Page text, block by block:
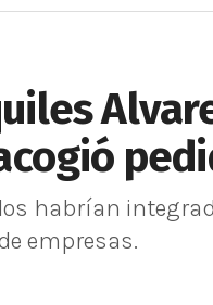
habrían
empresas.